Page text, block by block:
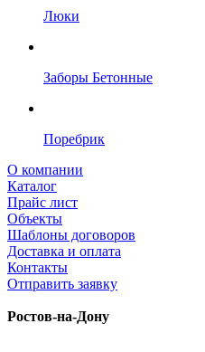
Люки
Заборы Бетонные
Поребрик
О компании
Каталог
Прайс лист
Объекты
Шаблоны договоров
Доставка и оплата
Контакты
Отправить заявку
Ростов-на-Дону